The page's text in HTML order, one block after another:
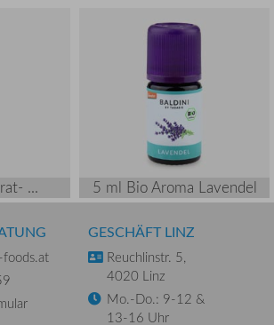
... 5 ml Bio Aroma Lavendel
foods.at
GESCHÄFT LINZ
Reuchlinstr. 5,
4020 Linz
Mo.-Do.: 9-12 &
13-16 Uhr